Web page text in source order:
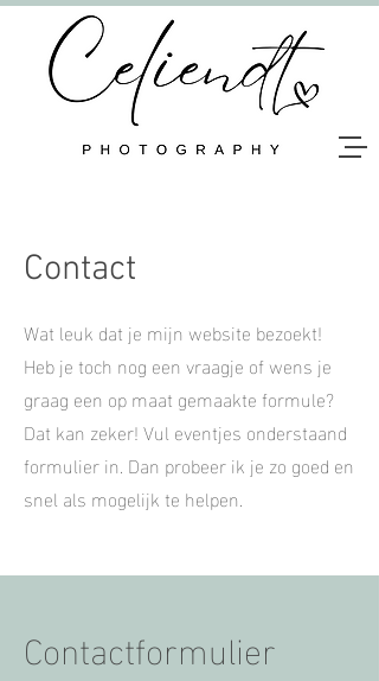
Contact
Wat leuk dat je mijn website bezoekt!
Heb je toch nog een vraagje of wens je
graag een op maat gemaakte formule?
Dat kan zeker! Vul eventjes onderstaand
formulier in. Dan probeer ik je zo goed en
snel als mogelijk te helpen.
Contactformulier